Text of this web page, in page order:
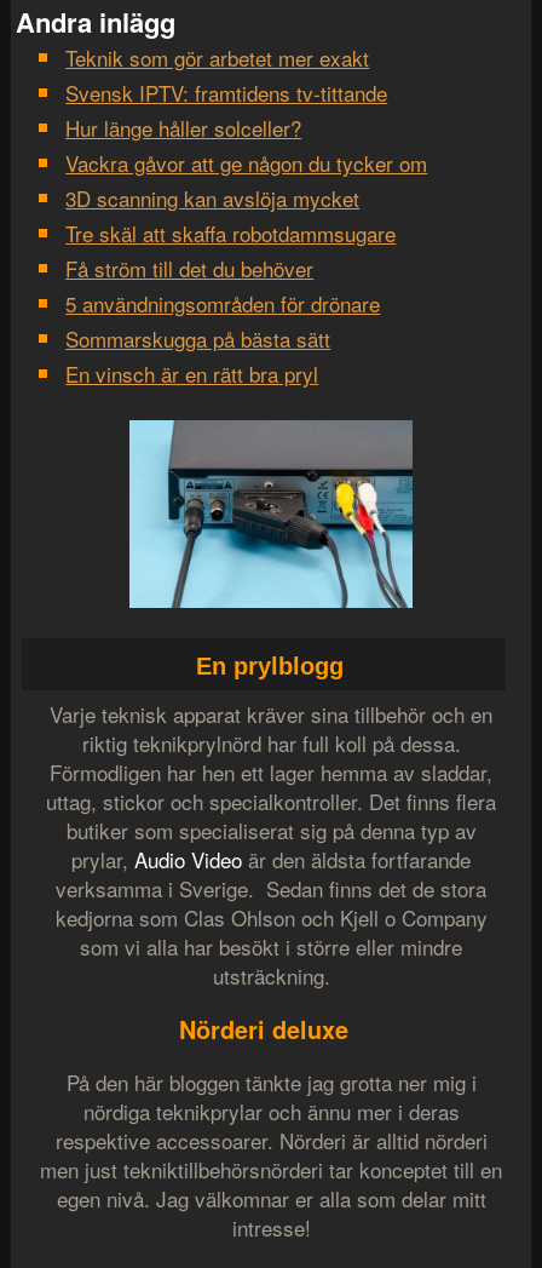
Andra inlägg
Teknik som gör arbetet mer exakt
Svensk IPTV: framtidens tv-tittande
Hur länge håller solceller?
Vackra gåvor att ge någon du tycker om
3D scanning kan avslöja mycket
Tre skäl att skaffa robotdammsugare
Få ström till det du behöver
5 användningsområden för drönare
Sommarskugga på bästa sätt
En vinsch är en rätt bra pryl
En prylblogg
Varje teknisk apparat kräver sina tillbehör och en
riktig teknikprylnörd har full koll på dessa.
Förmodligen har hen ett lager hemma av sladdar,
uttag, stickor och specialkontroller. Det finns flera
butiker som specialiserat sig på denna typ av
prylar,Audio Video är den äldsta fortfarande
verksamma i Sverige. Sedan finns det de stora
kedjorna som Clas Ohlson och Kjell o Company
som vi alla har besökt i större eller mindre
utsträckning.
Nörderi deluxe
På den här bloggen tänkte jag grotta ner mig i
nördiga teknikprylar och ännu mer i deras
respektive accessoarer. Nörderi är alltid nörderi
men just tekniktillbehörsnörderi tar konceptet till en
egen nivå. Jag välkomnar er alla som delar mitt
intresse!